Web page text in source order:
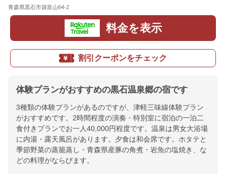
青森県黒石市袋富山64-2
料金を表示
割引クーポンをチェック
体験プランがおすすめの黒石温泉郷の宿です
3種類の体験プランがあるのですが、津軽三味線体験プラン
がおすすめです。2時間程度の演奏・特別室に宿泊の一泊二
食付きプランでお一人40,000円程度です。温泉は男女大浴場
に内湯・露天風呂があります。夕食は和会席です。ホタテと
季節野菜の蒸籠蒸し・青森県産豚の角煮・岩魚の塩焼き、な
どの料理がならびます。